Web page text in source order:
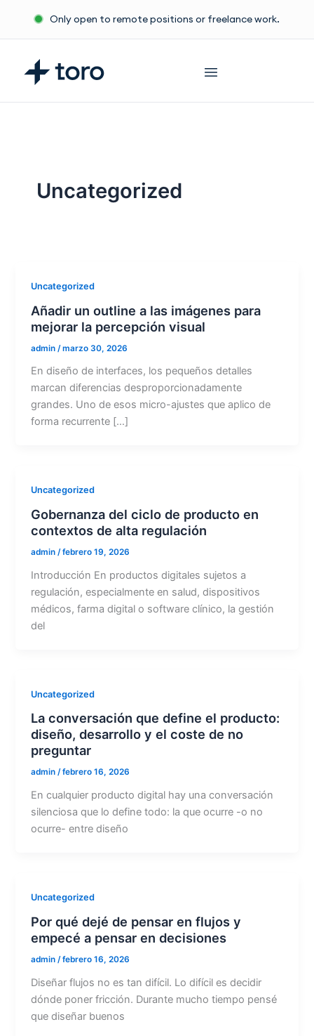
contenido
Only open to remote positions or freelance work.
Uncategorized
Uncategorized
Añadir un outline a las imágenes para
mejorar la percepción visual
admin /marzo 30, 2026
En diseño de interfaces, los pequeños detalles
marcan diferencias desproporcionadamente
grandes. Uno de esos micro-ajustes que aplico de
forma recurrente […]
Uncategorized
Gobernanza del ciclo de producto en
contextos de alta regulación
admin/febrero 19, 2026
Introducción En productos digitales sujetos a
regulación, especialmente en salud, dispositivos
médicos, farma digital o software clínico, la gestión
del
Uncategorized
La conversación que define el producto:
diseño, desarrollo y el coste de no
preguntar
admin/febrero 16, 2026
En cualquier producto digital hay una conversación
silenciosa que lo define todo: la que ocurre -o no
ocurre- entre diseño
Uncategorized
Por qué dejé de pensar en flujos y
empecé a pensar en decisiones
admin /febrero 16, 2026
Diseñar flujos no es tan difícil. Lo difícil es decidir
dónde poner fricción. Durante mucho tiempo pensé
que diseñar buenos